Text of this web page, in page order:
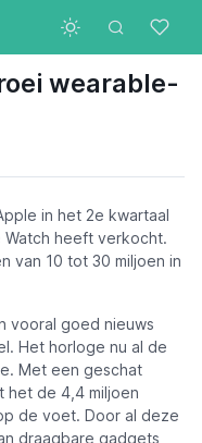
wearable-
in het 2e kwartaal
Watch heeft verkocht.
van 10 tot 30 miljoen in
vooral goed nieuws
Het horloge nu al de
Met een geschat
het de 4,4 miljoen
de voet. Door al deze
draagbare gadgets